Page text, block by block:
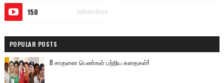
150 Subscribes
POPULAR POSTS
8 சாதனை பெண்கள் பற்றிய கதைகள்!